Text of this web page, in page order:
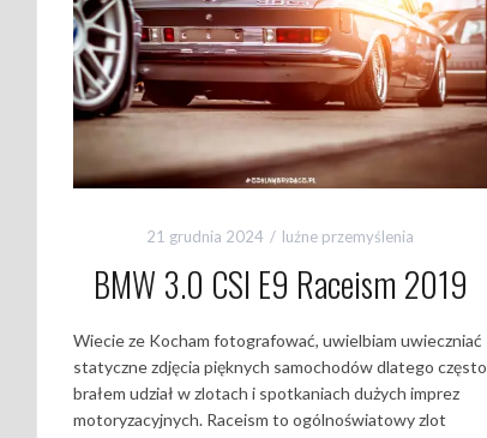
21 grudnia 2024 luźne przemyślenia
BMW 3.0 CSI E9 Raceism 2019
Wiecie ze Kocham fotografować, uwielbiam uwieczniać
statyczne zdjęcia pięknych samochodów dlatego często
brałem udział w zlotach i spotkaniach dużych imprez
motoryzacyjnych. Raceism to ogólnoświatowy zlot